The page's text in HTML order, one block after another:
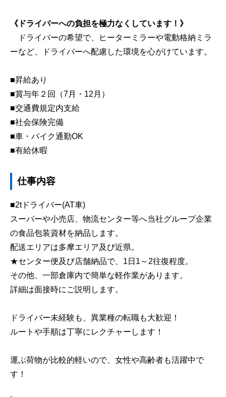
《ドライバーへの負担を極力なくしています！》
ドライバーの希望で、ヒーターミラーや電動格納ミラ
ーなど、ドライバーへ配慮した環境を心がけています。
■昇給あり
■賞与年２回（7月・12月）
■交通費規定内支給
■社会保険完備
■車・バイク通勤OK
■有給休暇
仕事内容
■2tドライバー(AT車)
スーパーや小売店、物流センター等へ当社グループ企業
の食品包装資材を納品します。
配送エリアは多摩エリア及び近県。
★センター便及び店舗納品で、1日1～2往復程度。
その他、一部倉庫内で簡単な軽作業があります。
詳細は面接時にご説明します。
ドライバー未経験も、異業種の転職も大歓迎！
ルートや手順は丁寧にレクチャーします！
運ぶ荷物が比較的軽いので、女性や高齢者も活躍中で
す！